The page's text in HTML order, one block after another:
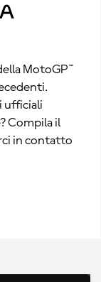
MotoGP™
ufficiali
Compila il
in contatto